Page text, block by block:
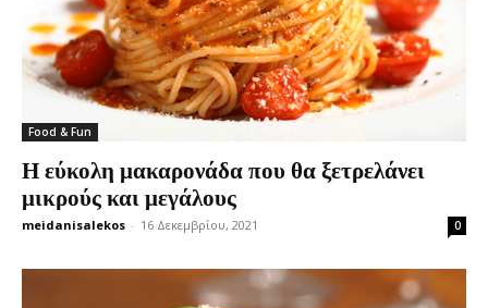
Food & Fun
Η εύκολη μακαρονάδα που θα ξετρελάνει
μικρούς και μεγάλους
meidanisalekos - 16 Δεκεμβρίου, 2021 0